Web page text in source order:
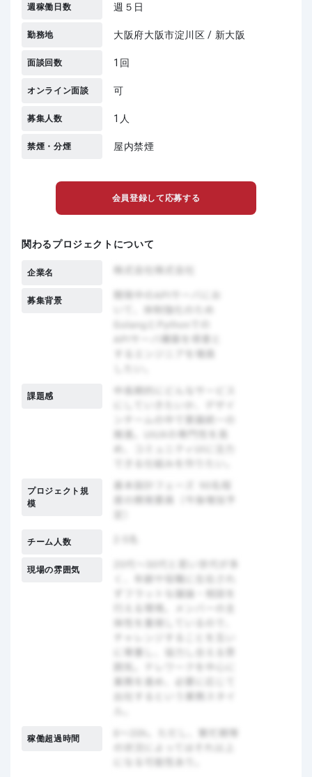
週稼働日数 週５日
勤務地 大阪府大阪市淀川区 / 新大阪
面談回数 1回
オンライン面談 可
募集人数 1人
禁煙・分煙 屋内禁煙
会員登録して応募する
関わるプロジェクトについて
企業名
募集背景
課題感
プロジェクト規
模
チーム人数
現場の雰囲気
稼働超過時間